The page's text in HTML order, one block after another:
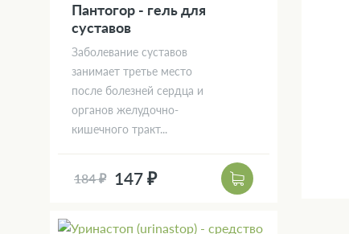
Пантогор - гель для
суставов
Заболевание суставов
занимает третье место
после болезней сердца и
органов желудочно-
кишечного тракт...
184 ₽ 147 ₽